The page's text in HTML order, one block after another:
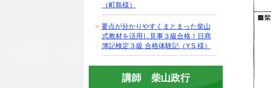
（町島様）
要点が分かりやすくまとまった柴山
式教材を活用し見事３級合格！日商
簿記検定３級 合格体験記（Y.S.様）
講師 柴山政行